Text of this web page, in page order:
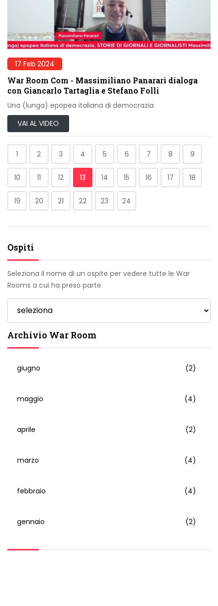
17 Feb 2024
War Room Com - Massimiliano Panarari dialoga
con Giancarlo Tartaglia e Stefano Folli
Una (lunga) epopea italiana di democrazia
VAI AL VIDEO
1 2 3 4 5 6 7 8 9
10 11 12 13 14 15 16 17 18
19 20 21 22 23 24
Ospiti
Seleziona il nome di un ospite per vedere tutte le War
Rooms a cui ha preso parte
Archivio War Room
giugno (2)
maggio (4)
aprile (2)
marzo (4)
febbraio (4)
gennaio (2)